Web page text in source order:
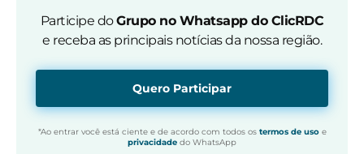
Participe doGrupo no Whatsapp do ClicRDC
e receba as principais notícias da nossa região.
Quero Participar
*Ao entrar você está ciente e de acordo com todos os termos de usoe
privacidade do WhatsApp